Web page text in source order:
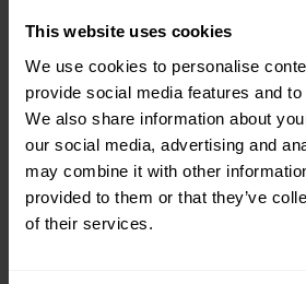
This website uses cookies
We use cookies to personalise
provide social media features and
We also share information about
our social media, advertising and
may combine it with other
provided to them or that they’ve
of their services.
SONDERANGEBOT